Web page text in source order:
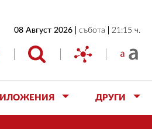
08 Август 2026 събота 21:15 ч.
ДРУГИ
ИКОНОМИКА